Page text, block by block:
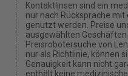
Kontaktlinsen sind ein
nur nach Rücksprache
genutzt werden. Preise
ausgewählten
Preisrobotersuche von
nur als Richtlinie, können
Genauigkeit kann nicht
enthält keine